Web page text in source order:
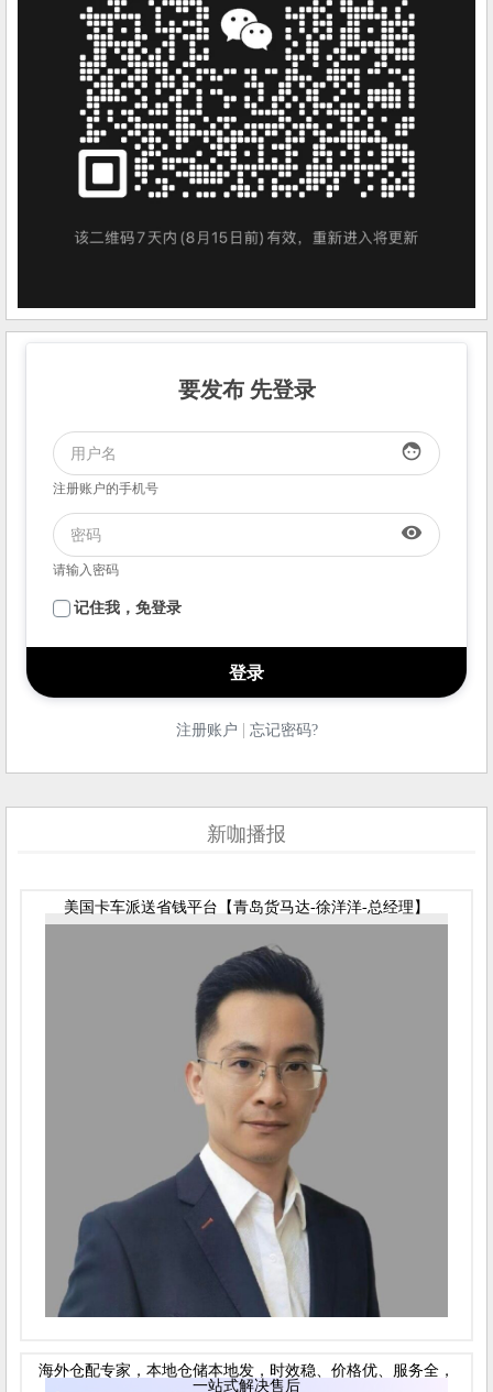
要发布 先登录
face
注册账户的手机号
visibility
请输入密码
记住我，免登录
注册账户 | 忘记密码?
新咖播报
美国卡车派送省钱平台【青岛货马达-徐洋洋-总经理】
海外仓配专家，本地仓储本地发，时效稳、价格优、服务全，
一站式解决售后